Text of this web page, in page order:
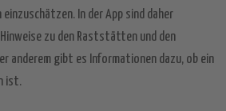
In der App sind daher
zu den Raststätten und den
anderem gibt es Informationen dazu, ob ein
ist.